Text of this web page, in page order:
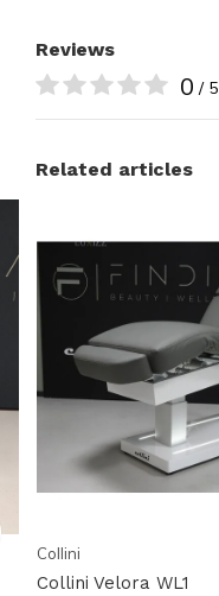
Reviews
0 / 5
Related articles
Collini
Collini Velora WL1